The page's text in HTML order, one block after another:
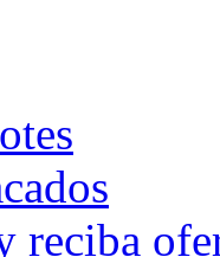
reciba